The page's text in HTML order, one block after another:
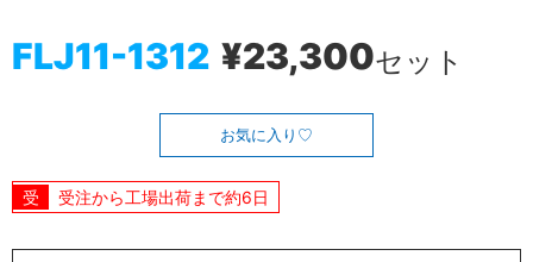
FLJ11-1312 ¥23,300セット
お気に入り
受注から工場出荷まで約6日